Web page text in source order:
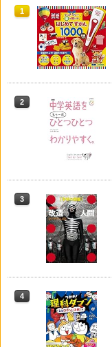
1
2
3
4
1
2
1
2
3
4